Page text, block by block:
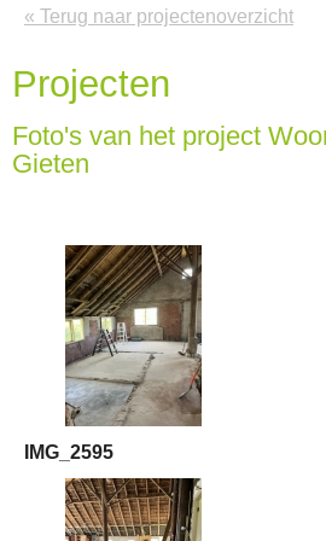
« Terug naar projectenoverzicht
Projecten
Foto's van het project
Gieten
IMG_2595